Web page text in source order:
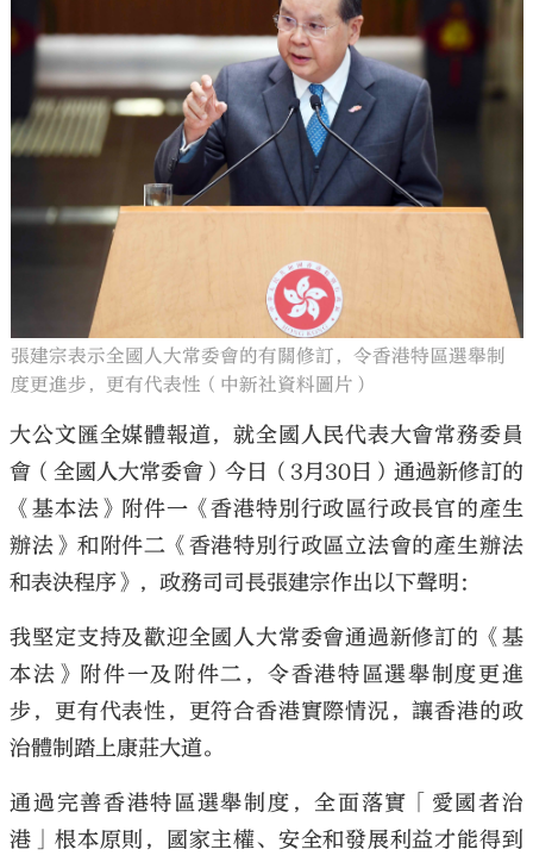
張建宗表示全國人大常委會的有關修訂，令香港特區選舉制
度更進步，更有代表性（中新社資料圖片）
大公文匯全媒體報道，就全國人民代表大會常務委員
會（全國人大常委會）今日（3月30日）通過新修訂的
《基本法》附件一《香港特別行政區行政長官的產生
辦法》和附件二《香港特別行政區立法會的產生辦法
和表決程序》，政務司司長張建宗作出以下聲明：
我堅定支持及歡迎全國人大常委會通過新修訂的《基
本法》附件一及附件二，令香港特區選舉制度更進
步，更有代表性，更符合香港實際情況，讓香港的政
治體制踏上康莊大道。
通過完善香港特區選舉制度，全面落實「愛國者治
港」根本原則，國家主權、安全和發展利益才能得到